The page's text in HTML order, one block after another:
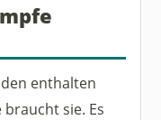
enthalten
sie. Es